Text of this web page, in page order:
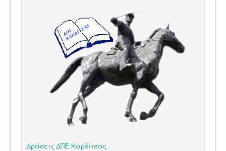
Δράσεις ΔΠΕ Καρδίτσας